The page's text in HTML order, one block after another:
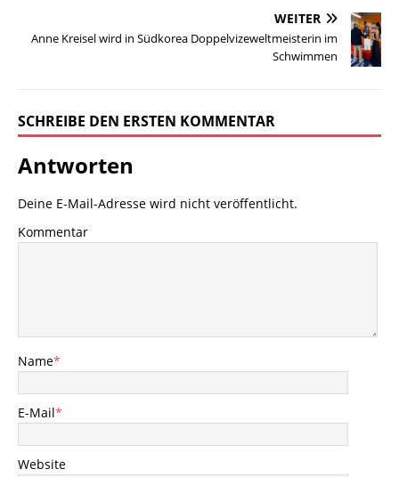
WEITER
Anne Kreisel wird in Südkorea Doppelvizeweltmeisterin im
Schwimmen
SCHREIBE DEN ERSTEN KOMMENTAR
Antworten
Deine E-Mail-Adresse wird nicht veröffentlicht.
Kommentar
Name*
E-Mail*
Website